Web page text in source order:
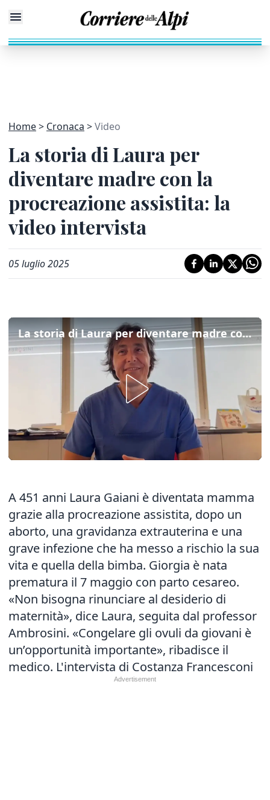
Home Cronaca Video
La storia di Laura per
diventare madre con la
procreazione assistita: la
video intervista
05 luglio 2025
La storia di Laura per diventare madre con la procreazione assistita: la video intervista
A 451 anni Laura Gaiani è diventata mamma
grazie alla procreazione assistita, dopo un
aborto, una gravidanza extrauterina e una
grave infezione che ha messo a rischio la sua
vita e quella della bimba. Giorgia è nata
prematura il 7 maggio con parto cesareo.
«Non bisogna rinunciare al desiderio di
maternità», dice Laura, seguita dal professor
Ambrosini. «Congelare gli ovuli da giovani è
un’opportunità importante», ribadisce il
medico. L'intervista di Costanza Francesconi